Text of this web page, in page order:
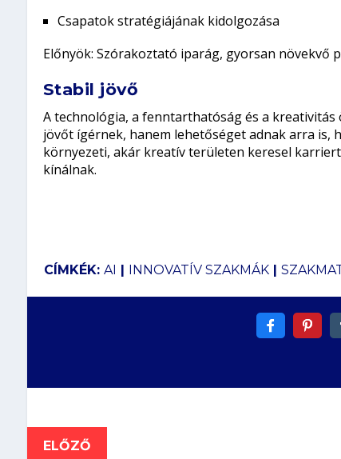
Csapatok stratégiájának kidolgozása
Előnyök: Szórakoztató iparág, gyorsan növekvő
Stabil jövő
A technológia, a fenntarthatóság és a kreativitás
jövőt ígérnek, hanem lehetőséget adnak arra is,
környezeti, akár kreatív területen keresel
kínálnak.
CÍMKÉK: AI INNOVATÍV SZAKMÁK|
ELŐZŐ